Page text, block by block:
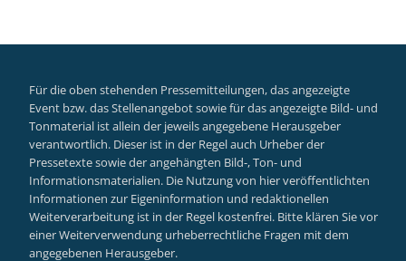
Für die oben stehenden Pressemitteilungen, das angezeigte
Event bzw. das Stellenangebot sowie für das angezeigte Bild- und
Tonmaterial ist allein der jeweils angegebene Herausgeber
verantwortlich. Dieser ist in der Regel auch Urheber der
Pressetexte sowie der angehängten Bild-, Ton- und
Informationsmaterialien. Die Nutzung von hier veröffentlichten
Informationen zur Eigeninformation und redaktionellen
Weiterverarbeitung ist in der Regel kostenfrei. Bitte klären Sie vor
einer Weiterverwendung urheberrechtliche Fragen mit dem
angegebenen Herausgeber.